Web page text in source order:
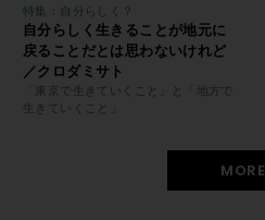
特集：自分らしく？
自分らしく生きることが地元に
戻ることだとは思わないけれど
／クロダミサト
「東京で生きていくこと」と「地方で
生きていくこと」
MORE